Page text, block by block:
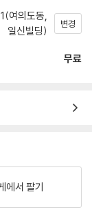
여의도동,
일신빌딩)
변경
무료
에서 팔기